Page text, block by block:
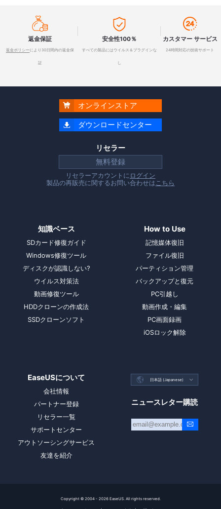

返金保証
返金ポリシー により30日間内の返金保
証

安全性100％
すべての製品にはウイルス＆プラグインな
し

カスタマー サービス
24時間対応の技術サポート
 オンラインストア
 ダウンロードセンター
リセラー
無料登録
リセラーアカウントにログイン
製品の再販売に関するお問い合わせはこちら
知識ベース
SDカード修復ガイド
Windows修復ツール
ディスクが認識しない?
ウイルス対策法
動画修復ツール
HDDクローンの作成法
SSDクローンソフト
How to Use
記憶媒体復旧
ファイル復旧
パーティション管理
バックアップと復元
PC引越し
動画作成・編集
PC画面録画
iOSロック解除
EaseUSについて
会社情報
パートナー登録
リセラー一覧
サポートセンター
アウトソーシングサービス
友達を紹介
 日本語 (Japanese) 
ニュースレター購読
Copyright © 2004 - 2026EaseUS. All rights reserved.